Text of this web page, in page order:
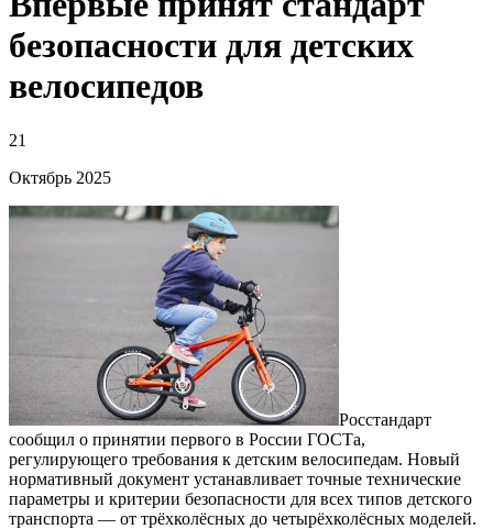
безопасности для детских
велосипедов
21
Октябрь 2025
Росстандарт
сообщил о принятии первого в России ГОСТа,
регулирующего требования к детским велосипедам. Новый
нормативный документ устанавливает точные технические
параметры и критерии безопасности для всех типов детского
транспорта — от трёхколёсных до четырёхколёсных моделей.